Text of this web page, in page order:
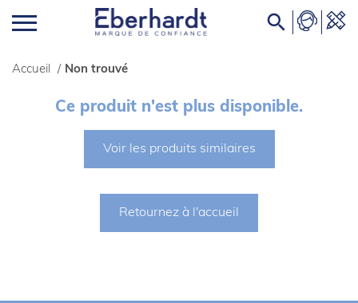

Accueil / Non trouvé
Ce produit n'est plus disponible.
Voir les produits similaires
Retournez à l'accueil